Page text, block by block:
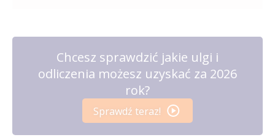
Chcesz sprawdzić jakie ulgi i
odliczenia możesz uzyskać za 2026
rok?
Sprawdź teraz!